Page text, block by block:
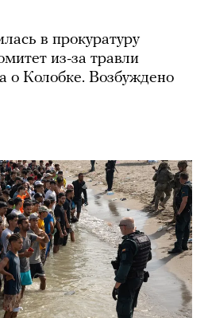
в прокуратуру
из-за травли
о Колобке. Возбуждено